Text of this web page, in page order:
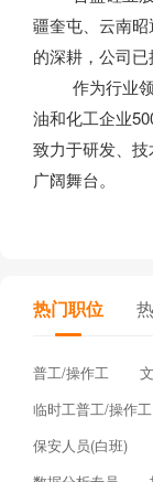
疆奎屯、云南
的深耕，公司
作为行业领先
油和化工企业
致力于研发、
广阔舞台。
热门职位
普工/操作工
临时工普工/操作工
保安人员(白班)